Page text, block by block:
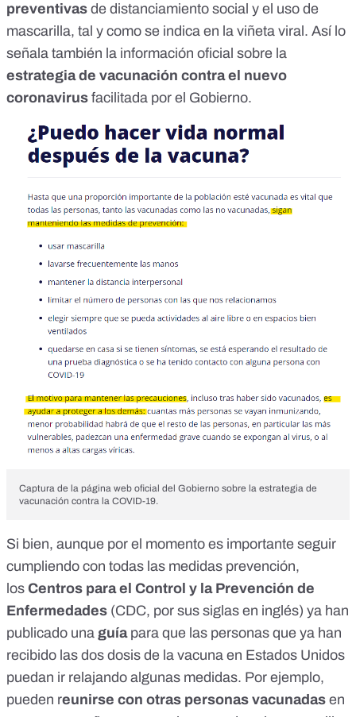
preventivas de distanciamiento social y el uso de
mascarilla, tal y como se indica en la viñeta viral. Asílo
señala también la información oficial sobre la
estrategia de vacunación contra el nuevo
coronavirus facilitada por el Gobierno.
Captura de la página web oficial del Gobierno sobre la estrategia de
vacunación contra la COVID-19.
Si bien, aunque por el momento es importante seguir
cumpliendo con todas las medidas prevención,
los Centros para el Control y la Prevención de
Enfermedades (CDC, por sus siglas en inglés) ya han
publicado una guíapara que las personas que ya han
recibido las dos dosis de la vacuna en Estados Unidos
puedan ir relajando algunas medidas. Por ejemplo,
pueden reunirse con otras personas vacunadas en